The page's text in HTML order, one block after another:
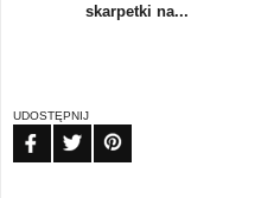
skarpetki na...
UDOSTĘPNIJ